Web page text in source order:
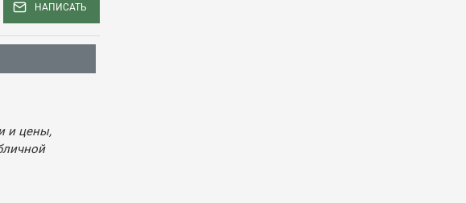
НАПИСАТЬ
и цены,